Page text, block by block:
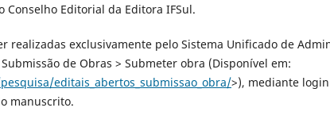
Conselho Editorial da Editora IFSul.
realizadas exclusivamente pelo Sistema Unificado de
de Obras > Submeter obra (Disponível em:
editais_abertos_submissao_obra/>), mediante
manuscrito.